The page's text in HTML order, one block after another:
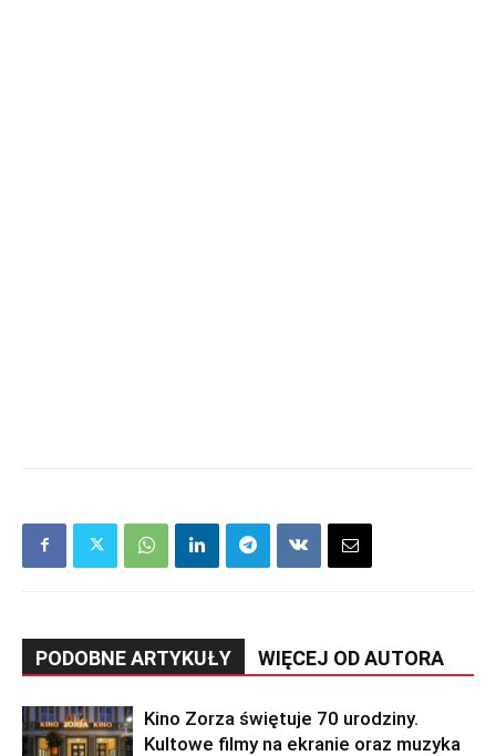
PODOBNE ARTYKUŁY WIĘCEJ OD AUTORA
Kino Zorza świętuje 70 urodziny.
Kultowe filmy na ekranie oraz muzyka